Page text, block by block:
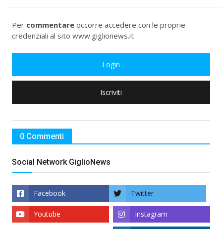
Per commentare occorre accedere con le proprie
credenziali al sito www.giglionews.it
Login
Iscriviti
0 Commenti
Social Network GiglioNews
Facebook Twitter
Instagram
Youtube